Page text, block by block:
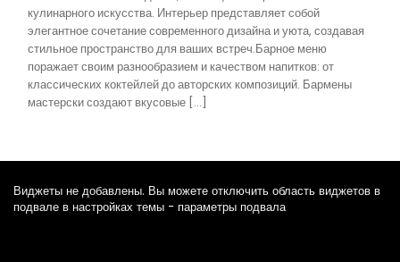
кулинарного искусства. Интерьер представляет собой
элегантное сочетание современного дизайна и уюта, создавая
стильное пространство для ваших встреч.Барное меню
поражает своим разнообразием и качеством напитков: от
классических коктейлей до авторских композиций. Бармены
мастерски создают вкусовые […]
Виджеты не добавлены. Вы можете отключить область виджетов в
подвале в настройках темы - параметры подвала